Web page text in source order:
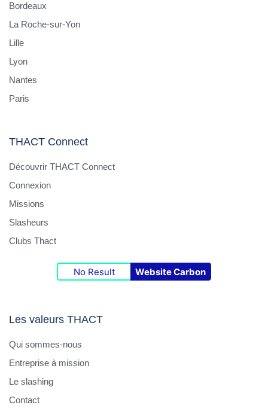
Bordeaux
La Roche-sur-Yon
Lille
Lyon
Nantes
Paris
THACT Connect
Découvrir THACT Connect
Connexion
Missions
Slasheurs
Clubs Thact
No Result Website Carbon
Les valeurs THACT
Qui sommes-nous
Entreprise à mission
Le slashing
Contact